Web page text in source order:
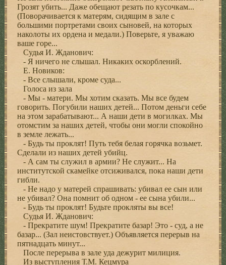
Грозят убить... Даже обещают резать по кусочкам...
(Поворачивается к матерям, сидящим в зале с
большими портретами своих сыновей, на которых
наколоты их ордена и медали.) Поверьте, я уважаю
ваше горе...
Судья И. Жданович:
- Я ничего не слышал. Никаких оскорблений.
Е. Новиков:
- Все слышали, кроме суда...
Голоса из зала
- Мы - матери. Мы хотим сказать. Мы все будем
говорить. Погубили наших детей... Потом деньги себе
на этом зарабатывают... А наши дети в могилках. Мы
отомстим за наших детей, чтобы они могли спокойно
в земле лежать...
- Будь ты проклят! Путь тебя белая горячка возьмет.
Сделали из наших детей убийц.
- А сам ты служил в армии? Не служит... На
институтской скамейке отсиживался, пока наши дети
гибли.
- Не надо у матерей спрашивать: убивал ее сын или
не убивал? Она помнит об одном - ее сына убили...
- Будь ты проклят! Будьте прокляты вы все!
Судья И. Жданович:
- Прекратите шум! Прекратите базар! Это - суд, а не
базар... (Зал неистовствует.) Объявляется перерыв на
пятнадцать минут...
После перерыва в зале уда дежурит милиция.
Из выступления Т.М. Кецмура